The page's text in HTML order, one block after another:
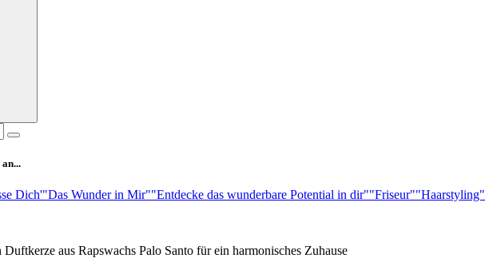
Dich'"Das Wunder in Mir""Entdecke das wunderbare Potential in dir""Friseur""Haarstyling"
aus Rapswachs Palo Santo für ein harmonisches Zuhause